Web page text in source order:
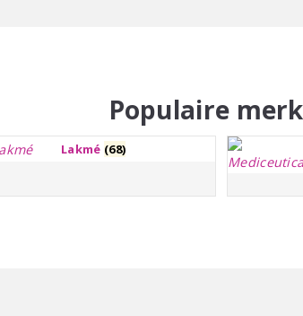
Populaire
Lakmé (68)